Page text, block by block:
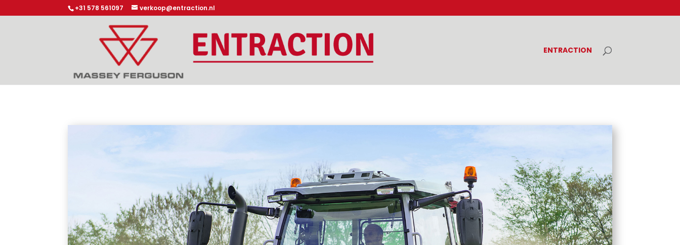
+31 578 561097 verkoop@entraction.nl
ENTRACTION